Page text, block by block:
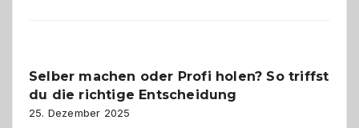
Herausforderungen
und
Zukunft
Selber machen oder Profi holen? So triffst
du die richtige Entscheidung
25. Dezember 2025